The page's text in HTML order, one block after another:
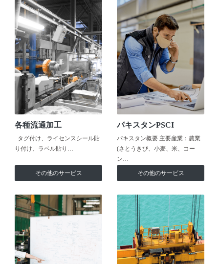
各種流通加工
タグ付け、ライセンスシール貼
り付け、ラベル貼り…
その他のサービス
パキスタンPSCI
パキスタン概要 主要産業：農業
(さとうきび、小麦、米、コー
ン…
その他のサービス